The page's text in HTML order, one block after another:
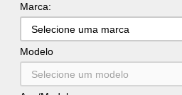
Marca:
Modelo